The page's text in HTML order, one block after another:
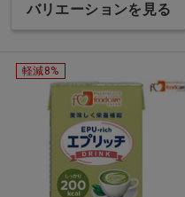
バリエーションを見る
軽減8%